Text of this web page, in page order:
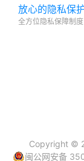
放心的隐私保
全方位隐私保障制度
Copyright ©
闽公网安备